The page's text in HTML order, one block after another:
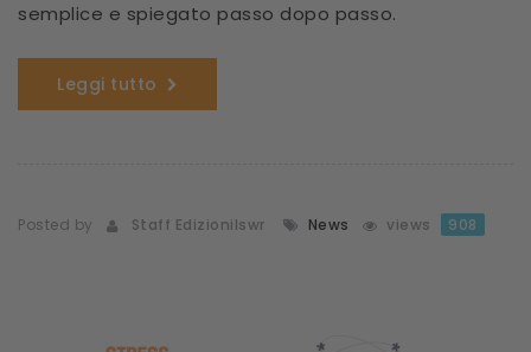
semplice e spiegato passo dopo passo.
Leggi tutto
Posted by Staff Edizionilswr News views 908